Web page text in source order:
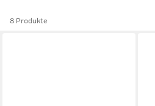
8 Produkte